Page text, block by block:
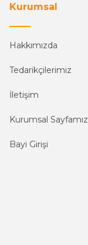
Kurumsal
Hakkımızda
Tedarikçilerimiz
İletişim
Kurumsal Sayfamız
Bayi Girişi